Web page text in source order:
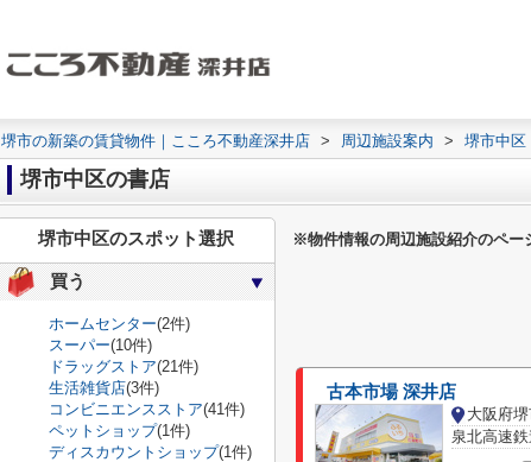
堺市の新築の賃貸物件｜こころ不動産深井店 > 周辺施設案内 > 堺市中区
堺市中区の書店
※物件情報の周辺施設紹介のペー
古本市場 深井店
大阪府
泉北高速
堺市中区のスポット選択
買う
ホームセンター(2件)
スーパー(10件)
ドラッグストア(21件)
生活雑貨店(3件)
コンビニエンスストア(41件)
ペットショップ(1件)
ディスカウントショップ(1件)